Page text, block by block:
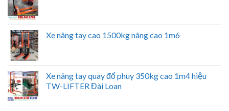
Xe nâng tay cao 1500kg nâng cao 1m6
Xe nâng tay quay đổ phuy 350kg cao 1m4 hiệu
TW-LIFTER Đài Loan